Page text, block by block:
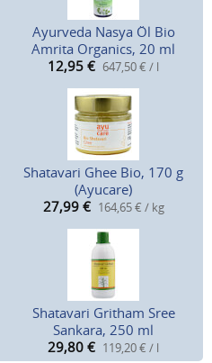
Ayurveda Nasya Öl Bio
Amrita Organics, 20 ml
12,95 € 647,50 € / l
Shatavari Ghee Bio, 170 g
(Ayucare)
27,99 € 164,65 € / kg
Shatavari Gritham Sree
Sankara, 250 ml
29,80 € 119,20 € / l